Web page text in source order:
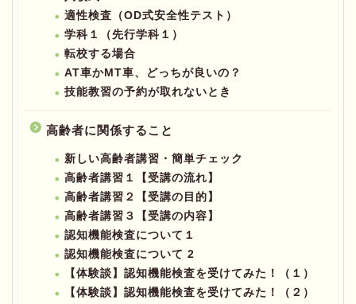
適性検査（OD式安全性テスト）
学科１（先行学科１）
転校する場合
AT車かMT車、どっちが良いの？
技能教習の予約が取れないとき
高齢者に関係すること
新しい高齢者講習・簡単チェック
高齢者講習１【受講の流れ】
高齢者講習２【受講の目的】
高齢者講習３【受講の内容】
認知機能検査について１
認知機能検査について 2
【体験談】認知機能検査を受けてみた！（１）
【体験談】認知機能検査を受けてみた！（２）